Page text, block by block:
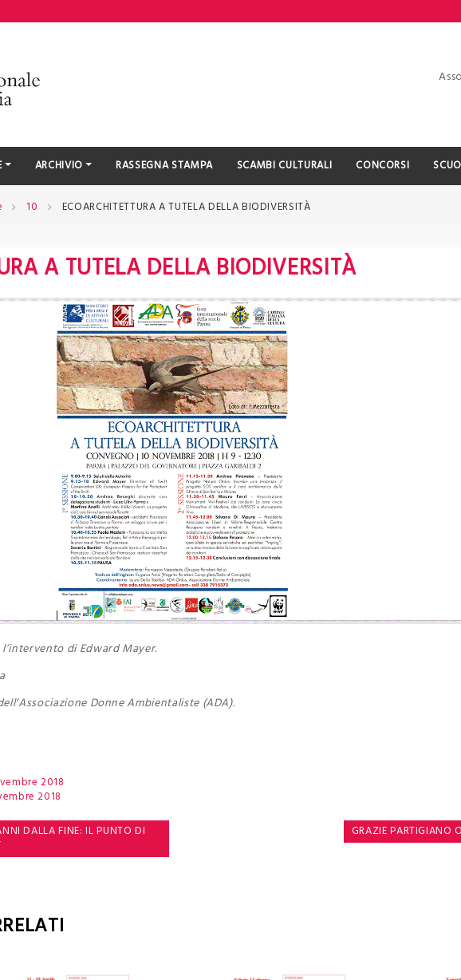
ARCHIVIO RASSEGNA STAMPA SCAMBI CULTURALI CONCORSI
10 ECOARCHITETTURA A TUTELA DELLA BIODIVERSITÀ
A TUTELA DELLA BIODIVERSITÀ
di Edward Mayer.
Donne Ambientaliste (ADA).
2018
2018
DALLA FINE: IL PUNTO DI
GRAZIE PARTIGIANO